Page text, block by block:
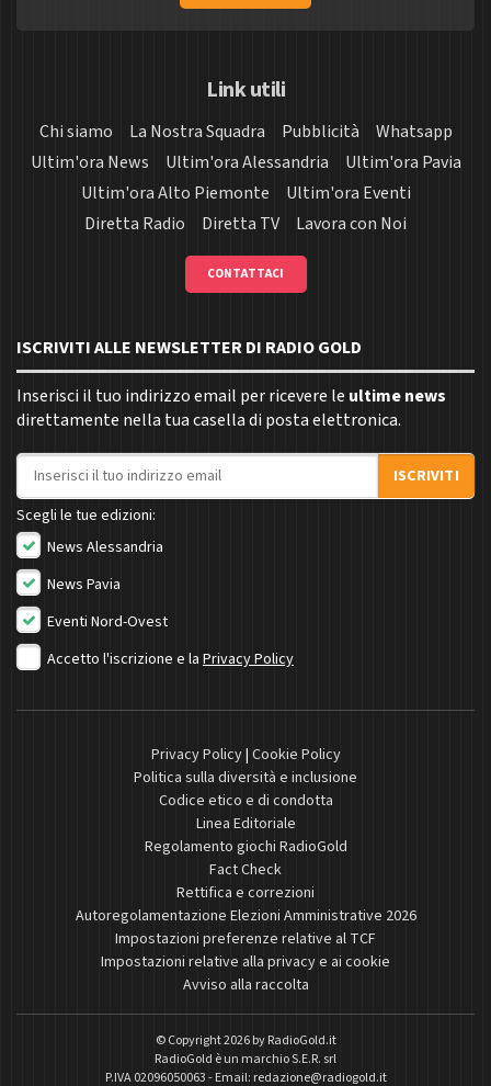
Link utili
Chi siamo La Nostra Squadra Pubblicità
Whatsapp
Ultim'ora News
Ultim'ora Alessandria
Ultim'ora Pavia
Ultim'ora Alto Piemonte
Ultim'ora Eventi
Diretta Radio
Diretta TV Lavora con Noi
CONTATTACI
ISCRIVITI ALLE NEWSLETTER DI RADIO GOLD
Inserisci il tuo indirizzo email per ricevere le ultime news
direttamente nella tua casella di posta elettronica.
Indirizzo email
ISCRIVITI
Scegli le tue edizioni:
News Alessandria
News Pavia
Eventi Nord-Ovest
Accetto l'iscrizione e la Privacy Policy
Privacy Policy| Cookie Policy
Politica sulla diversità e inclusione
Codice etico e di condotta
Linea Editoriale
Regolamento giochi RadioGold
Fact Check
Rettifica e correzioni
Autoregolamentazione Elezioni Amministrative 2026
Impostazioni preferenze relative al TCF
Impostazioni relative alla privacy e ai cookie
Avviso alla raccolta
© Copyright 2026 byRadioGold.it
RadioGold è un marchio S.E.R. srl
P.IVA 02096050063 - Email: redazione@radiogold.it